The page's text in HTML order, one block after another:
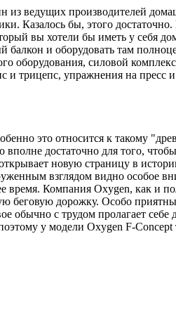
из ведущих производителей
Казалось бы, этого
вы хотели бы иметь у себя
и оборудовать там
оборудования, силовой
трицепс, упражнения на пресс
это относится к такому
достаточно для того,
новую страницу в
взглядом видно особое
время. Компания Oxygen, как и
беговую дорожку. Особо
обычно с трудом пролагает
у модели Oxygen F-Concept